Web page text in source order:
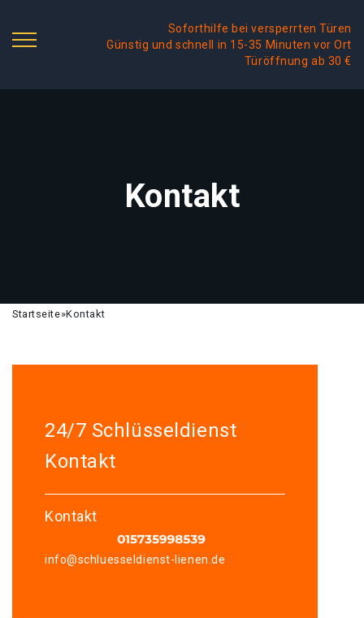
Soforthilfe bei versperrten Türen
Günstig und schnell in 15-35 Minuten vor Ort
Türöffnung ab 30 €
Kontakt
Startseite»Kontakt
24/7 Schlüsseldienst
Kontakt
Kontakt
info@schluesseldienst-lienen.de